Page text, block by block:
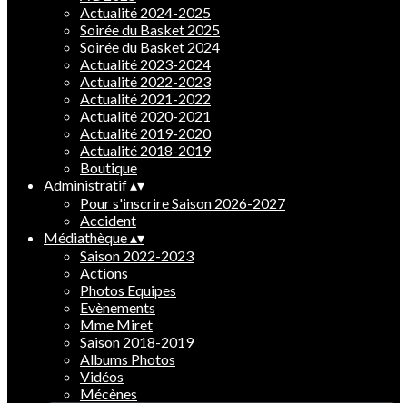
Actualité 2024-2025
Soirée du Basket 2025
Soirée du Basket 2024
Actualité 2023-2024
Actualité 2022-2023
Actualité 2021-2022
Actualité 2020-2021
Actualité 2019-2020
Actualité 2018-2019
Boutique
Administratif▴▾
Pour s'inscrire Saison 2026-2027
Accident
Médiathèque▴▾
Saison 2022-2023
Actions
Photos Equipes
Evènements
Mme Miret
Saison 2018-2019
Albums Photos
Vidéos
Mécènes